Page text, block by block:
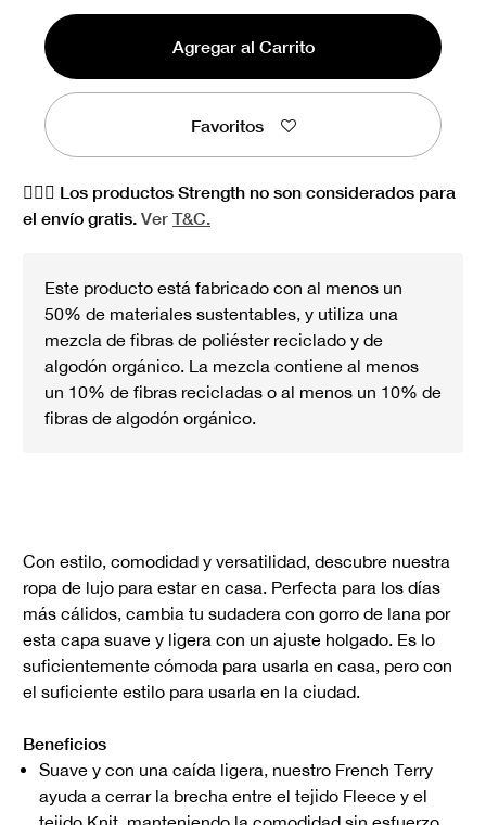
Agregar al Carrito
Favoritos
🏋🏻‍♀️ Los productos Strength no son considerados para
el envío gratis. Ver T&C.
Este producto está fabricado con al menos un
50% de materiales sustentables, y utiliza una
mezcla de fibras de poliéster reciclado y de
algodón orgánico. La mezcla contiene al menos
un 10% de fibras recicladas o al menos un 10% de
fibras de algodón orgánico.
Con estilo, comodidad y versatilidad, descubre nuestra
ropa de lujo para estar en casa. Perfecta para los días
más cálidos, cambia tu sudadera con gorro de lana por
esta capa suave y ligera con un ajuste holgado. Es lo
suficientemente cómoda para usarla en casa, pero con
el suficiente estilo para usarla en la ciudad.
Beneficios
Suave y con una caída ligera, nuestro French Terry
ayuda a cerrar la brecha entre el tejido Fleece y el